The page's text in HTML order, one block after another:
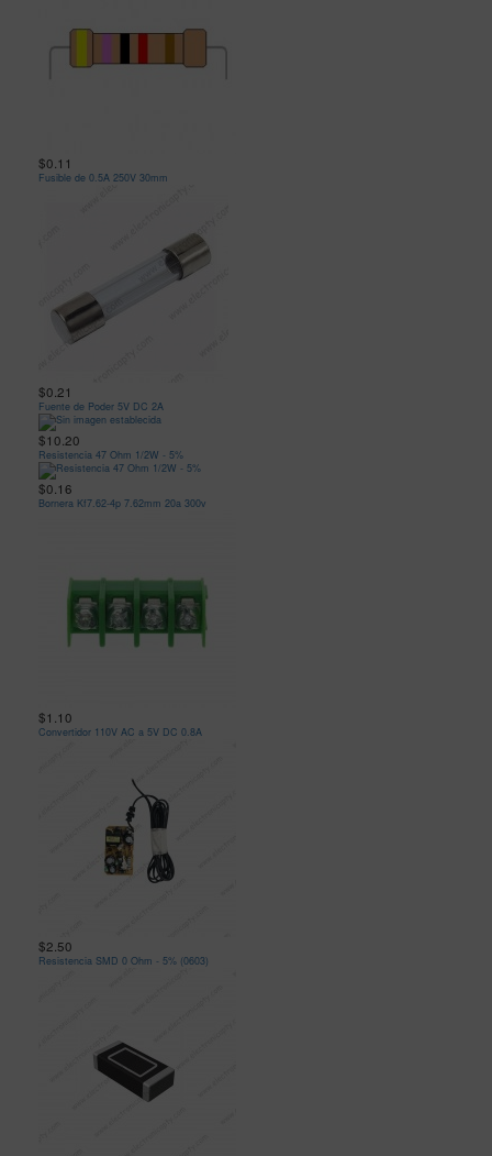
$0.11
Fusible de 0.5A 250V 30mm
$0.21
Fuente de Poder 5V DC 2A
$10.20
Resistencia 47 Ohm 1/2W - 5%
$0.16
Bornera Kf7.62-4p 7.62mm 20a 300v
$1.10
Convertidor 110V AC a 5V DC 0.8A
$2.50
Resistencia SMD 0 Ohm - 5% (0603)